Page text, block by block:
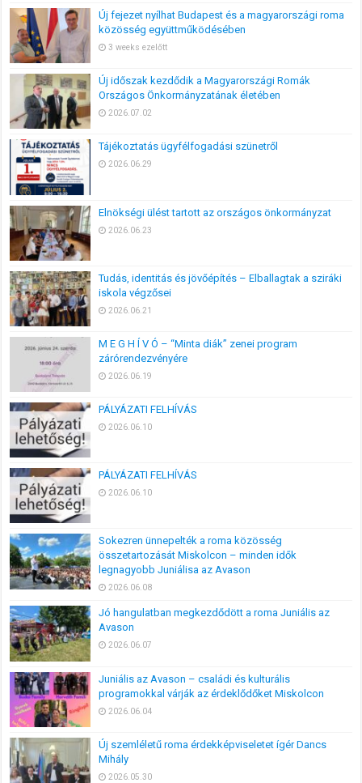
Új fejezet nyílhat Budapest és a magyarországi roma
közösség együttműködésében
3 weeks ezelőtt
Új időszak kezdődik a Magyarországi Romák
Országos Önkormányzatának életében
2026.07.02
Tájékoztatás ügyfélfogadási szünetről
2026.06.29
Elnökségi ülést tartott az országos önkormányzat
2026.06.23
Tudás, identitás és jövőépítés – Elballagtak a sziráki
iskola végzősei
2026.06.21
M E G H Í V Ó – “Minta diák” zenei program
zárórendezvényére
2026.06.19
PÁLYÁZATI FELHÍVÁS
2026.06.10
PÁLYÁZATI FELHÍVÁS
2026.06.10
Sokezren ünnepelték a roma közösség
összetartozását Miskolcon – minden idők
legnagyobb Juniálisa az Avason
2026.06.08
Jó hangulatban megkezdődött a roma Juniális az
Avason
2026.06.07
Juniális az Avason – családi és kulturális
programokkal várják az érdeklődőket Miskolcon
2026.06.04
Új szemléletű roma érdekképviseletet ígér Dancs
Mihály
2026.05.30